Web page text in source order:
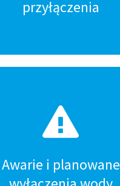
przyłączenia
Awarie i planowane